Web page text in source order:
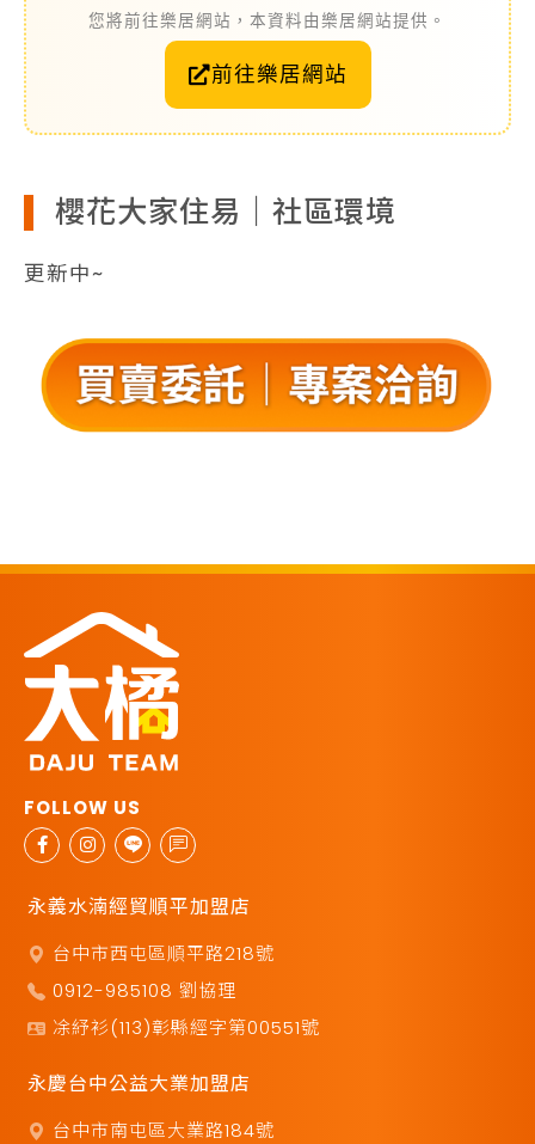
您將前往樂居網站，本資料由樂居網站提供。
前往樂居網站
櫻花大家住易｜社區環境
更新中~
永義水湳經貿順平加盟店
台中市西屯區順平路218號
0912-985108 劉協理
凃紓衫(113)彰縣經字第00551號
永慶台中公益大業加盟店
台中市南屯區大業路184號